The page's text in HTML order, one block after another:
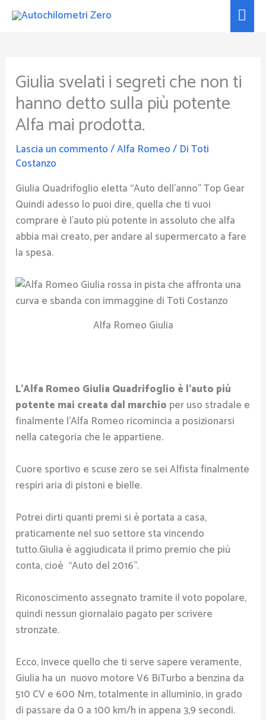
Vai
Giulia svelati i segreti che non ti
hanno detto sulla più potente
Alfa mai prodotta.
Lascia un commento/Alfa Romeo/ DiToti
Costanzo
Giulia Quadrifoglio eletta “Auto dell’anno” Top Gear
Quindi adesso lo puoi dire, quella che ti vuoi
comprare è l’auto più potente in assoluto che alfa
abbia mai creato, per andare al supermercato a fare
la spesa.
Alfa Romeo Giulia
L’Alfa Romeo Giulia Quadrifoglio è l’auto più
potente mai creata dal marchio per uso stradale e
finalmente l’Alfa Romeo ricomincia a posizionarsi
nella categoria che le appartiene.
Cuore sportivo e scuse zero se sei Alfista finalmente
respiri aria di pistoni e bielle.
Potrei dirti quanti premi si è portata a casa,
praticamente nel suo settore sta vincendo
tutto.Giulia è aggiudicata il primo premio che più
conta, cioè “Auto del 2016”.
Riconoscimento assegnato tramite il voto popolare,
quindi nessun giornalaio pagato per scrivere
stronzate.
Ecco, invece quello che ti serve sapere veramente,
Giulia ha un nuovo motore V6 BiTurbo a benzina da
510 CV e 600 Nm, totalmente in alluminio, in grado
di passare da 0 a 100 km/h in appena 3,9 secondi.